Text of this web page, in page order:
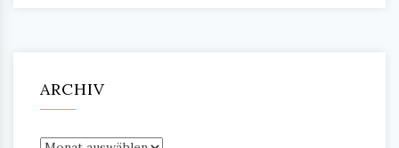
ARCHIV